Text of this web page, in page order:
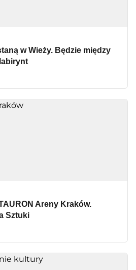
w Wieży. Będzie między
Areny Kraków.
Sztuki